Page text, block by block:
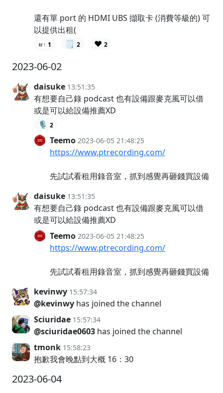
還有單 port 的 HDMI UBS 擷取卡 (消費等級的) 可
以提供出租(
1 🗒️ 2 ❤️ 2
2023-06-02
daisuke 13:51:35
有想要自己錄 podcast 也有設備跟麥克風可以借
或是可以給設備推薦XD
🎙️ 2
Teemo 2023-06-05 21:48:25
https://www.ptrecording.com/
先試試看租用錄音室，抓到感覺再砸錢買設備
daisuke 13:51:35
有想要自己錄 podcast 也有設備跟麥克風可以借
或是可以給設備推薦XD
Teemo 2023-06-05 21:48:25
https://www.ptrecording.com/
先試試看租用錄音室，抓到感覺再砸錢買設備
kevinwy 15:57:34
@kevinwy has joined the channel
Sciuridae 15:57:34
@sciuridae0603 has joined the channel
tmonk 15:58:23
抱歉我會晚點到大概 16：30
2023-06-04